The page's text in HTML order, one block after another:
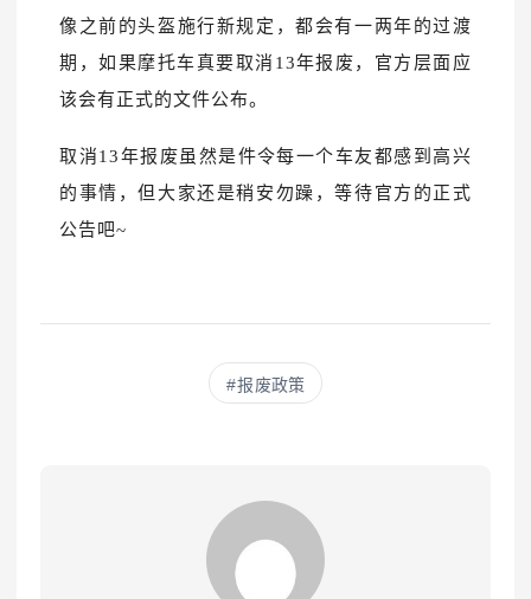
像 之前的头盔施行新规定，都会有一两年的过渡
期 ，如果摩托车真要取消13年报废，官方层面应
该会有正式的文件公布。
取消13年报废虽然是件令每一个车友都感到高兴
的事情，但 大家还是稍安勿躁，等待官方的正式
公告吧~
报废政策